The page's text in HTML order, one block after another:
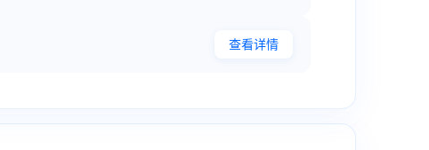
查看详情